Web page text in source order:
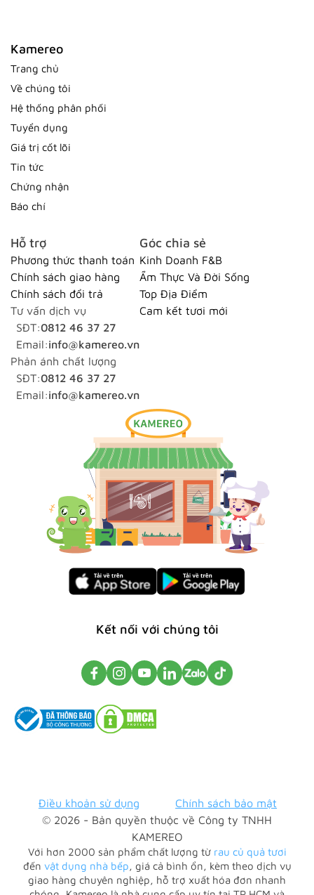
Kamereo
Trang chủ
Về chúng tôi
Hệ thống phân phối
Tuyển dụng
Giá trị cốt lõi
Tin tức
Chứng nhận
Báo chí
Hỗ trợ
Phương thức thanh toán
Chính sách giao hàng
Chính sách đổi trả
Tư vấn dịch vụ
SĐT:0812 46 37 27
Email:info@kamereo.vn
Phản ánh chất lượng
SĐT:0812 46 37 27
Email:info@kamereo.vn
Góc chia sẻ
Kinh Doanh F&B
Ẩm Thực Và Đời Sống
Top Địa Điểm
Cam kết tươi mới
Kết nối với chúng tôi
© 2026 - Bản quyền thuộc về Công ty TNHH
KAMEREO
Điều khoản sử dụng Chính sách bảo mật
Với hơn 2000 sản phẩm chất lượng từ rau củ quả tươi
đến vật dụng nhà bếp, giá cả bình ổn, kèm theo dịch vụ
giao hàng chuyên nghiệp, hỗ trợ xuất hóa đơn nhanh